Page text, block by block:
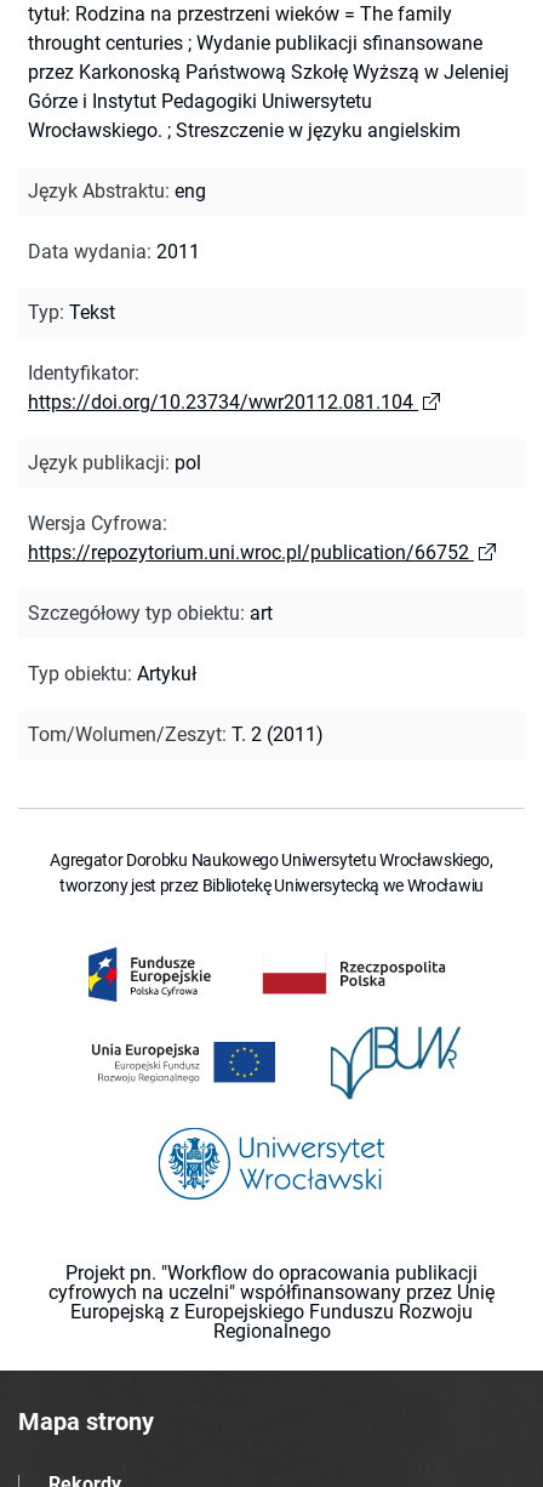
tytuł: Rodzina na przestrzeni wieków = The family
throught centuries ; Wydanie publikacji sfinansowane
przez Karkonoską Państwową Szkołę Wyższą w Jeleniej
Górze i Instytut Pedagogiki Uniwersytetu
Wrocławskiego. ; Streszczenie w języku angielskim
Język Abstraktu: eng
Data wydania: 2011
Typ: Tekst
Identyfikator:
https://doi.org/10.23734/wwr20112.081.104
Język publikacji: pol
Wersja Cyfrowa:
https://repozytorium.uni.wroc.pl/publication/66752
Szczegółowy typ obiektu: art
Typ obiektu: Artykuł
Tom/Wolumen/Zeszyt: T. 2 (2011)
Agregator Dorobku Naukowego Uniwersytetu Wrocławskiego,
tworzony jest przez Bibliotekę Uniwersytecką we Wrocławiu
Projekt pn. "Workflow do opracowania publikacji
cyfrowych na uczelni" współfinansowany przez Unię
Europejską z Europejskiego Funduszu Rozwoju
Regionalnego
Mapa strony